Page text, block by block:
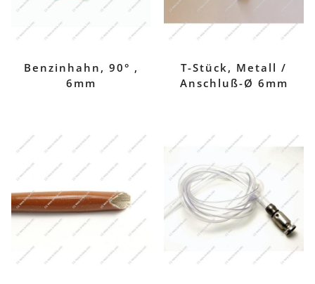
Benzinhahn, 90° ,
6mm
T-Stück, Metall /
Anschluß-Ø 6mm